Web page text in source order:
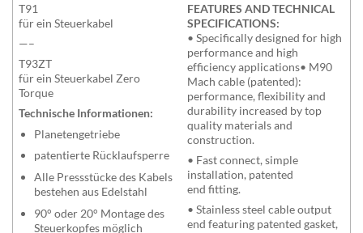
T91
für ein Steuerkabel
—–
T93ZT
für ein Steuerkabel Zero
Torque
Technische Informationen:
Planetengetriebe
patentierte Rücklaufsperre
Alle Pressstücke des Kabels
bestehen aus Edelstahl
90° oder 20° Montage des
Steuerkopfes möglich
FEATURES AND TECHNICAL
SPECIFICATIONS:
• Specifically designed for high
performance and high
efficiency applications• M90
Mach cable (patented):
performance, flexibility and
durability increased by top
quality materials and
construction.
• Fast connect, simple
installation, patented
end fitting.
• Stainless steel cable output
end featuring patented gasket,